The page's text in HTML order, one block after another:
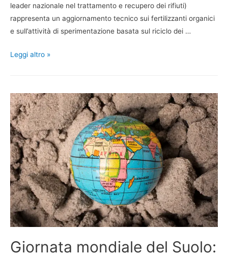
leader nazionale nel trattamento e recupero dei rifiuti)
rappresenta un aggiornamento tecnico sui fertilizzanti organici
e sull’attività di sperimentazione basata sul riciclo dei …
Leggi altro »
Giornata mondiale del Suolo: